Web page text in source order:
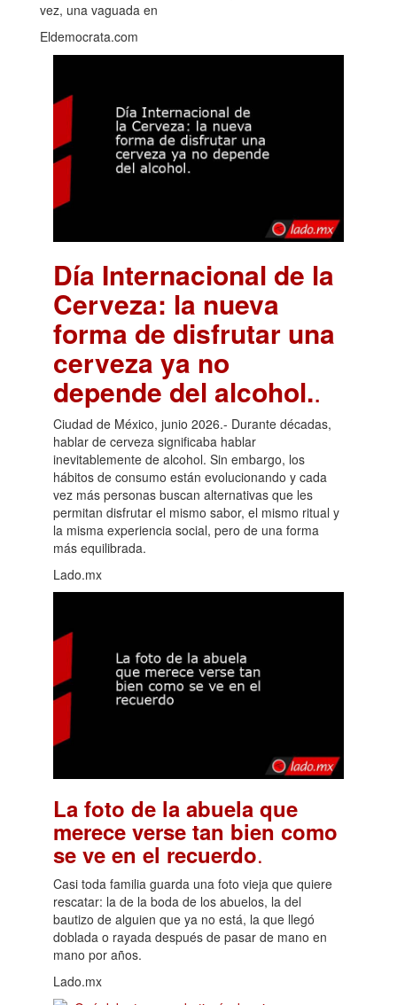
vez, una vaguada en
Eldemocrata.com
Día Internacional de la
Cerveza: la nueva
forma de disfrutar una
cerveza ya no
depende del alcohol..
Ciudad de México, junio 2026.- Durante décadas,
hablar de cerveza significaba hablar
inevitablemente de alcohol. Sin embargo, los
hábitos de consumo están evolucionando y cada
vez más personas buscan alternativas que les
permitan disfrutar el mismo sabor, el mismo ritual y
la misma experiencia social, pero de una forma
más equilibrada.
Lado.mx
La foto de la abuela que
merece verse tan bien como
se ve en el recuerdo.
Casi toda familia guarda una foto vieja que quiere
rescatar: la de la boda de los abuelos, la del
bautizo de alguien que ya no está, la que llegó
doblada o rayada después de pasar de mano en
mano por años.
Lado.mx